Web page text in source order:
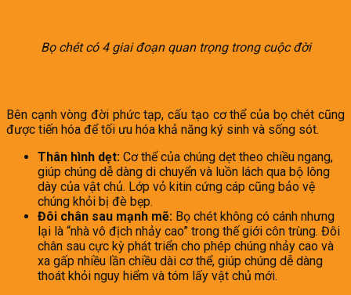
Bọ chét có 4 giai đoạn quan trọng trong cuộc đời
Bên cạnh vòng đời phức tạp, cấu tạo cơ thể của bọ chét cũng
được tiến hóa để tối ưu hóa khả năng ký sinh và sống sót.
Thân hình dẹt: Cơ thể của chúng dẹt theo chiều ngang,
giúp chúng dễ dàng di chuyển và luồn lách qua bộ lông
dày của vật chủ. Lớp vỏ kitin cứng cáp cũng bảo vệ
chúng khỏi bị đè bẹp.
Đôi chân sau mạnh mẽ: Bọ chét không có cánh nhưng
lại là “nhà vô địch nhảy cao” trong thế giới côn trùng. Đôi
chân sau cực kỳ phát triển cho phép chúng nhảy cao và
xa gấp nhiều lần chiều dài cơ thể, giúp chúng dễ dàng
thoát khỏi nguy hiểm và tóm lấy vật chủ mới.